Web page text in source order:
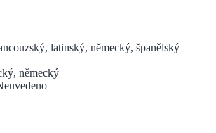
latinský, německý, španělský
německý